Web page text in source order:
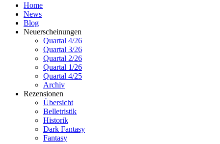
Home
News
Blog
Neuerscheinungen
Quartal 4/26
Quartal 3/26
Quartal 2/26
Quartal 1/26
Quartal 4/25
Archiv
Rezensionen
Übersicht
Belletristik
Historik
Dark Fantasy
Fantasy